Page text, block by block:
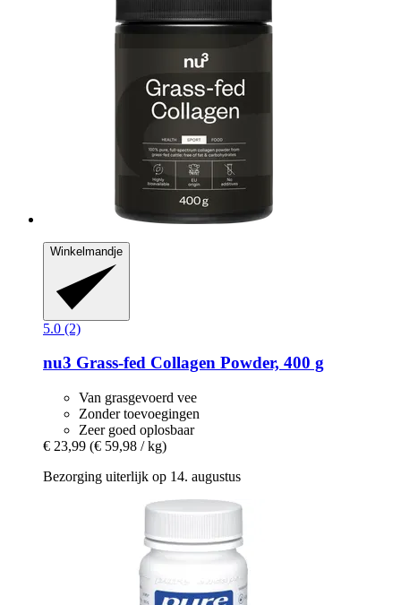
Winkelmandje
5.0 (2)
nu3 Grass-​fed Collagen Powder, 400 g
Van grasgevoerd vee
Zonder toevoegingen
Zeer goed oplosbaar
€ 23,99 (€ 59,98 / kg)
Bezorging uiterlijk op 14. augustus